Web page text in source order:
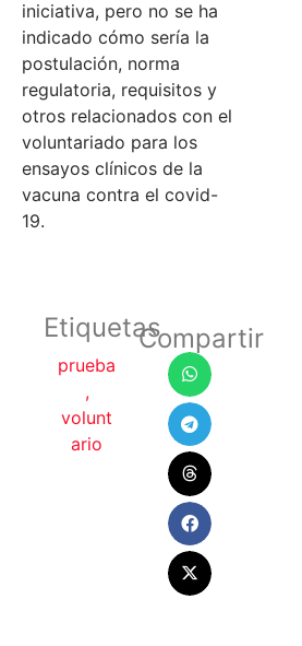
iniciativa, pero no se ha
indicado cómo sería la
postulación, norma
regulatoria, requisitos y
otros relacionados con el
voluntariado para los
ensayos clínicos de la
vacuna contra el covid-
19.
Etiquetas
prueba
,
volunt
ario
Compartir